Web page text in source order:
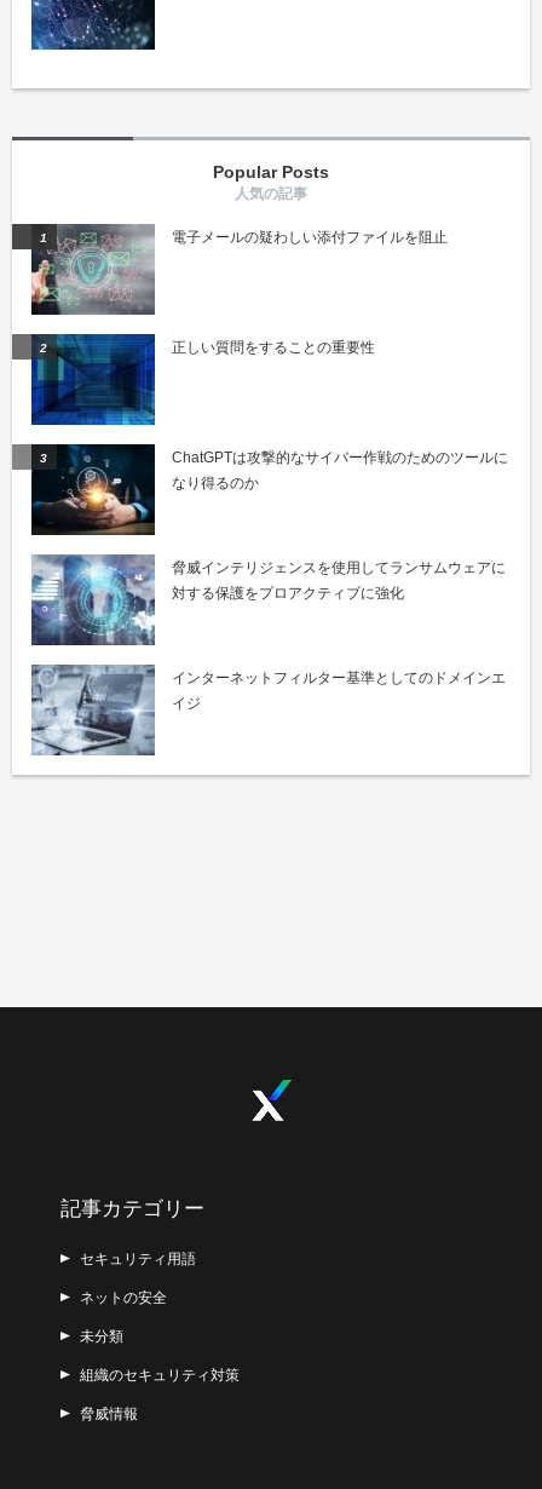
Popular Posts
電子メールの疑わしい添付ファイルを阻止
正しい質問をすることの重要性
ChatGPTは攻撃的なサイバー作戦のためのツールに
なり得るのか
脅威インテリジェンスを使用してランサムウェアに
対する保護をプロアクティブに強化
インターネットフィルター基準としてのドメインエ
イジ
記事カテゴリー
セキュリティ用語
ネットの安全
未分類
組織のセキュリティ対策
脅威情報